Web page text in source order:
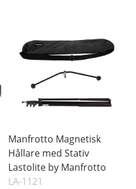
Manfrotto Magnetisk
Hållare med Stativ
Lastolite by Manfrotto
LA-1121